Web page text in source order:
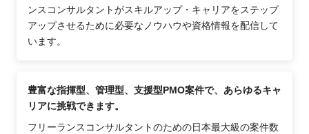
ンスコンサルタントがスキルアップ・キャリアをステップ
アップさせるために必要なノウハウや資格情報を配信して
います。
豊富な指揮型、管理型、支援型PMO案件で、あらゆるキャ
リアに挑戦できます。
フリーランスコンサルタントのための日本最大級の案件数